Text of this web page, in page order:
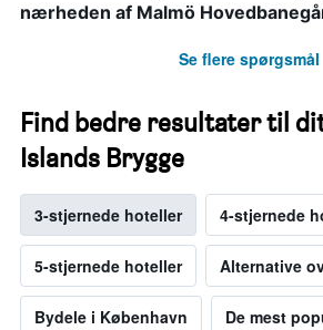
nærheden af Malmö
Se flere spørgsmål
Find bedre resultater til
Islands Brygge
3-stjernede hoteller 4-stjernede
5-stjernede hoteller Alternative
Bydele i København De mest